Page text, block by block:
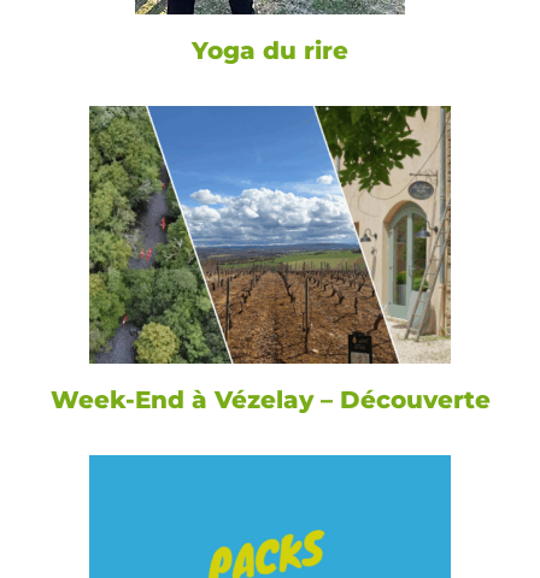
Yoga du rire
Week-End à Vézelay – Découverte